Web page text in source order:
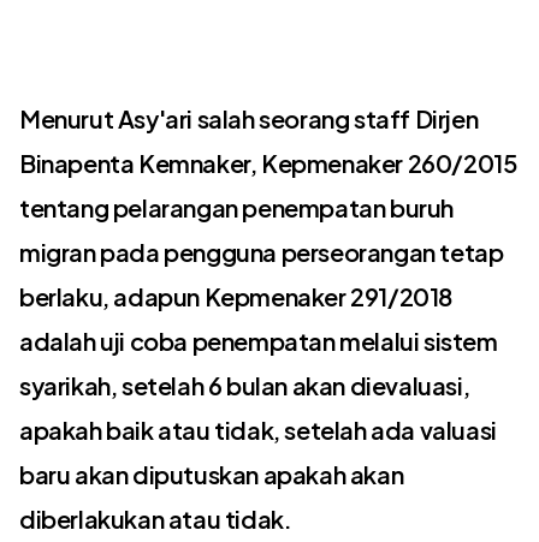
Menurut Asy'ari salah seorang staff Dirjen
Binapenta Kemnaker, Kepmenaker 260/2015
tentang pelarangan penempatan buruh
migran pada pengguna perseorangan tetap
berlaku, adapun Kepmenaker 291/2018
adalah uji coba penempatan melalui sistem
syarikah, setelah 6 bulan akan dievaluasi,
apakah baik atau tidak, setelah ada valuasi
baru akan diputuskan apakah akan
diberlakukan atau tidak.